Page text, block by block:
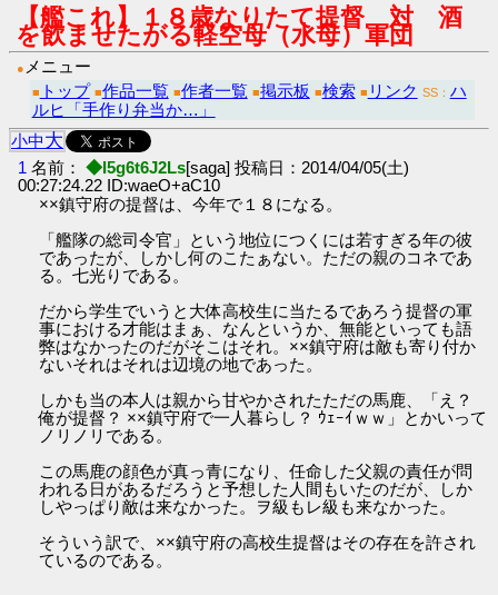
【艦これ】１８歳なりたて提督 対 酒
を飲ませたがる軽空母（水母）軍団
● メニュー
■ トップ ■作品一覧 ■作者一覧 ■掲示板 ■検索 ■ リンク SS： ハ
ルヒ「手作り弁当か…」
小中大
1 名前： ◆I5g6t6J2Ls[saga] 投稿日：2014/04/05(土)
00:27:24.22 ID:waeO+aC10
××鎮守府の提督は、今年で１８になる。
「艦隊の総司令官」という地位につくには若すぎる年の彼
であったが、しかし何のこたぁない。ただの親のコネであ
る。七光りである。
だから学生でいうと大体高校生に当たるであろう提督の軍
事における才能はまぁ、なんというか、無能といっても語
弊はなかったのだがそこはそれ。××鎮守府は敵も寄り付か
ないそれはそれは辺境の地であった。
しかも当の本人は親から甘やかされたただの馬鹿、「え？
俺が提督？ ××鎮守府で一人暮らし？ ｳｪｰｲｗｗ」とかいって
ノリノリである。
この馬鹿の顔色が真っ青になり、任命した父親の責任が問
われる日があるだろうと予想した人間もいたのだが、しか
しやっぱり敵は来なかった。ヲ級もレ級も来なかった。
そういう訳で、××鎮守府の高校生提督はその存在を許され
ているのである。